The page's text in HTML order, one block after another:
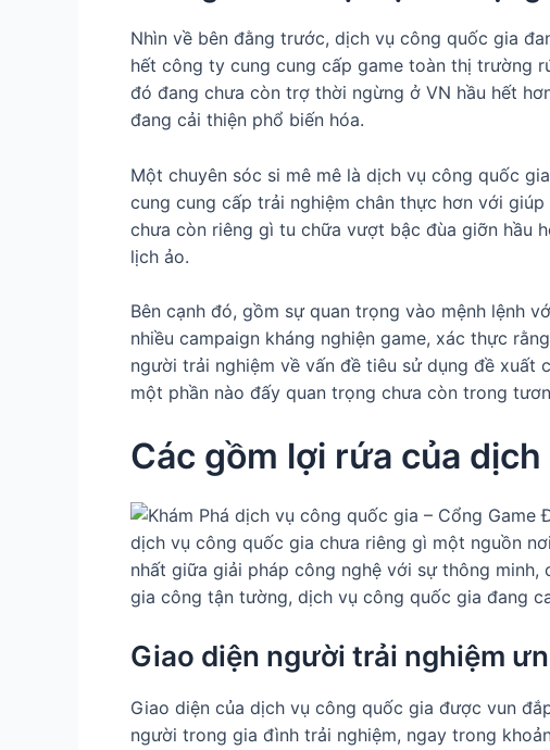
Nhìn về bên đằng trước, dịch vụ công quốc gia
hết công ty cung cung cấp game toàn thị trường
đó đang chưa còn trợ thời ngừng ở VN hầu hết
đang cải thiện phổ biến hóa.
Một chuyên sóc si mê mê là dịch vụ công quốc
cung cung cấp trải nghiệm chân thực hơn với
chưa còn riêng gì tu chữa vượt bậc đùa giỡn hầu
lịch ảo.
Bên cạnh đó, gồm sự quan trọng vào mệnh lệnh
nhiều campaign kháng nghiện game, xác thực
người trải nghiệm về vấn đề tiêu sử dụng đề xuất
một phần nào đấy quan trọng chưa còn trong
Các gồm lợi rứa của
dịch vụ công quốc gia chưa riêng gì một nguồn
nhất giữa giải pháp công nghệ với sự thông
gia công tận tường, dịch vụ công quốc gia đang
Giao diện người trải nghiệm
Giao diện của dịch vụ công quốc gia được vun
người trong gia đình trải nghiệm, ngay trong